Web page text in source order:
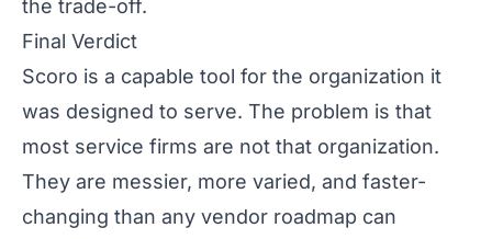
the trade-off.
Final Verdict
Scoro is a capable tool for the organization it
was designed to serve. The problem is that
most service firms are not that organization.
They are messier, more varied, and faster-
changing than any vendor roadmap can